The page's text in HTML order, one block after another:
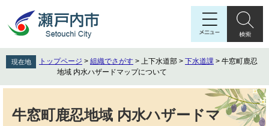
先
頭
を
飛
現在地 トップページ > 組織でさがす > 上下水道部 > 下水道課 > 牛窓町鹿忍
地域 内水ハザードマップについて
牛窓町鹿忍地域 内水ハザードマ